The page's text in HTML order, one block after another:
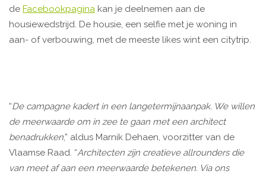
de Facebookpagina kan je deelnemen aan de
housiewedstrijd. De housie, een selfie met je woning in
aan- of verbouwing, met de meeste likes wint een citytrip.
“De campagne kadert in een langetermijnaanpak. We willen
de meerwaarde om in zee te gaan met een architect
benadrukken,” aldus Marnik Dehaen, voorzitter van de
Vlaamse Raad. “Architecten zijn creatieve allrounders die
van meet af aan een meerwaarde betekenen. Via ons